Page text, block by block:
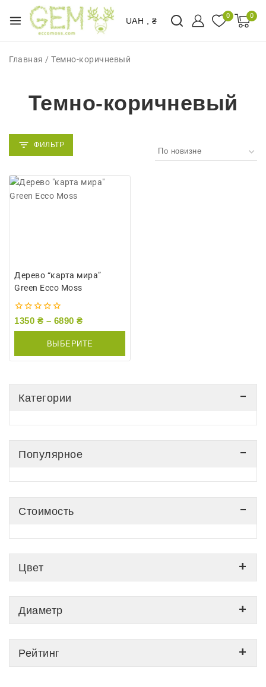
UAH , ₴
0 0
Главная / Темно-коричневый
Темно-коричневый
Дерево “карта мира”
Green Ecco Moss
0
1350 ₴ – 6890 ₴
ВЫБЕРИТЕ
ПАРАМЕТРЫ
Категории
Популярное
Стоимость
Цвет
Диаметр
Рейтинг